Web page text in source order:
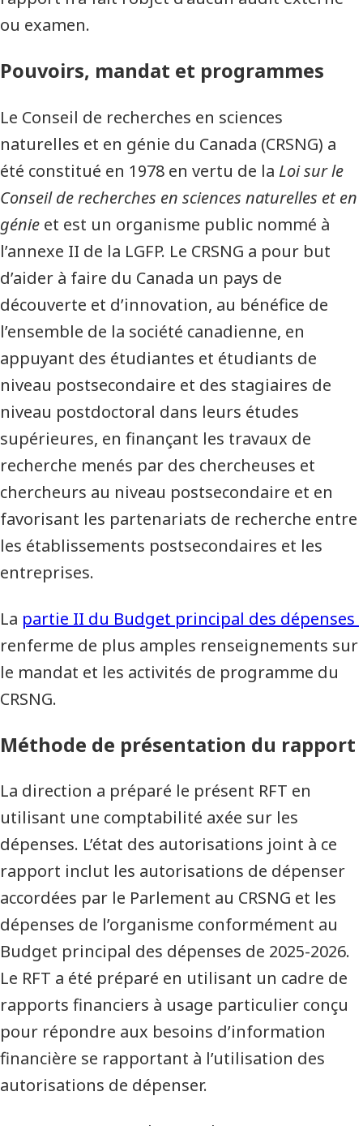
ou examen.
Pouvoirs, mandat et programmes
Le Conseil de recherches en sciences
naturelles et en génie du Canada (CRSNG) a
été constitué en 1978 en vertu de la Loi sur le
Conseil de recherches en sciences naturelles et en
génie et est un organisme public nommé à
l’annexe II de la LGFP. Le CRSNG a pour but
d’aider à faire du Canada un pays de
découverte et d’innovation, au bénéfice de
l’ensemble de la société canadienne, en
appuyant des étudiantes et étudiants de
niveau postsecondaire et des stagiaires de
niveau postdoctoral dans leurs études
supérieures, en finançant les travaux de
recherche menés par des chercheuses et
chercheurs au niveau postsecondaire et en
favorisant les partenariats de recherche entre
les établissements postsecondaires et les
entreprises.
La partie II du Budget principal des dépenses
renferme de plus amples renseignements sur
le mandat et les activités de programme du
CRSNG.
Méthode de présentation du rapport
La direction a préparé le présent RFT en
utilisant une comptabilité axée sur les
dépenses. L’état des autorisations joint à ce
rapport inclut les autorisations de dépenser
accordées par le Parlement au CRSNG et les
dépenses de l’organisme conformément au
Budget principal des dépenses de 2025-2026.
Le RFT a été préparé en utilisant un cadre de
rapports financiers à usage particulier conçu
pour répondre aux besoins d’information
financière se rapportant à l’utilisation des
autorisations de dépenser.